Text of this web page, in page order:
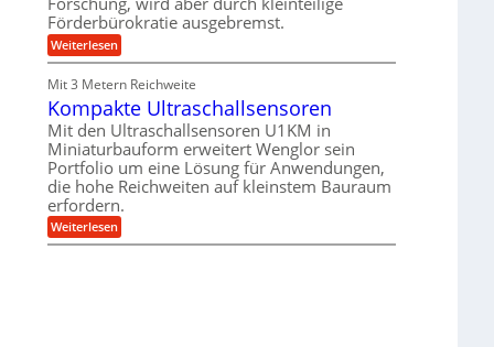
e
r
e
n
w
i
c
k
e
l
t
-
K
u
g
e
l
l
a
g
e
r
z
i
e
l
U
m
s
a
t
z
k
n
a
p
p
Förderbürokratie ausgebremst.
Weiterlesen:
M
s
c
h
i
n
e
n
b
a
u
:
Mit 3 Metern Reichweite
Kompakte Ultraschallsensoren
Mit den Ultraschallsensoren U1KM in
Miniaturbauform erweitert Wenglor sein
Portfolio um eine Lösung für Anwendungen,
die hohe Reichweiten auf kleinstem Bauraum
erfordern.
Weiterlesen:
K